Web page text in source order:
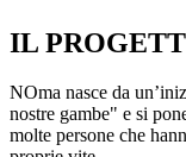
IL
NOma nasce da
nostre gambe" e si
molte persone che